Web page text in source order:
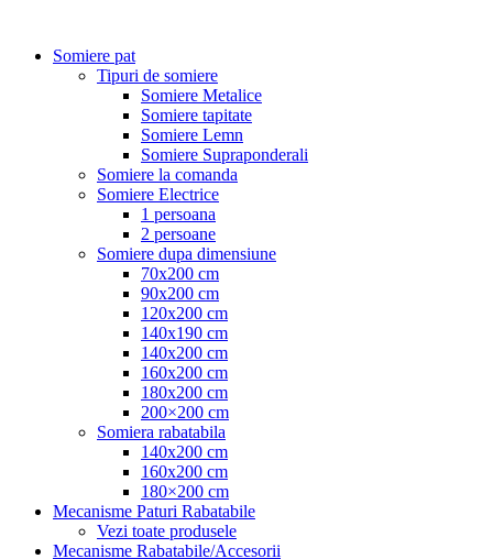
Somiere pat
Tipuri de somiere
Somiere Metalice
Somiere tapitate
Somiere Lemn
Somiere Supraponderali
Somiere la comanda
Somiere Electrice
1 persoana
2 persoane
Somiere dupa dimensiune
70x200 cm
90x200 cm
120x200 cm
140x190 cm
140x200 cm
160x200 cm
180x200 cm
200×200 cm
Somiera rabatabila
140x200 cm
160x200 cm
180×200 cm
Mecanisme Paturi Rabatabile
Vezi toate produsele
Mecanisme Rabatabile/Accesorii